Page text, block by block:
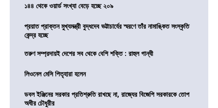
১৪৪ থেকে ওয়ার্ড সংখ্যা বেড়ে হচ্ছে ২০৯
প্রয়াত প্রাক্তন মুখ্যমন্ত্রী বুদ্ধদেব ভট্টাচার্যের স্মরণে তাঁর নামাঙ্কিত সংস্কৃতি
কেন্দ্র হচ্ছে
তরুণ সম্প্রদায়ই দেশের সব থেকে বেশি শক্তি : রাহুল গান্ধী
লিওনেল মেসি পিতৃহারা হলেন
ডবল ইঞ্জিনের সরকার প্রতিশ্রুতি রাখছে না, রাজ্যের বিজেপি সরকারকে তোপ
অধীর চৌধুরীর